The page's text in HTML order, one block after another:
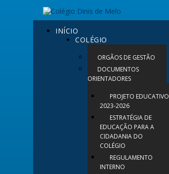
INÍCIO
COLÉGIO
ORGÃOS DE GESTÃO
DOCUMENTOS
ORIENTADORES
PROJETO EDUCATIVO
2023-2026
ESTRATÉGIA DE
EDUCAÇÃO PARA A
CIDADANIA DO
COLÉGIO
REGULAMENTO
INTERNO